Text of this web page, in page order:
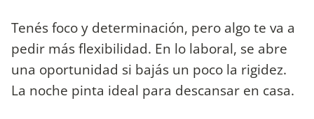
Tenés foco y determinación, pero algo te va a
pedir más flexibilidad. En lo laboral, se abre
una oportunidad si bajás un poco la rigidez.
La noche pinta ideal para descansar en casa.